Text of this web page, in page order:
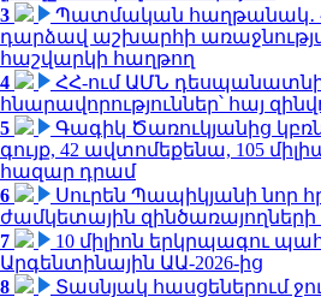
3
Պատմական հաղթանակ․
դարձավ աշխարհի
հաշվարկի հաղթող
4
ՀՀ-ում ԱՄՆ դեսպանատնից
հնարավորություններ՝ հայ
5
Գագիկ Ծառուկյանից
գույք, 42 ավտոմեքենա, 105
հազար դրամ
6
Սուրեն Պապիկյանի նոր
ժամկետային զինծառայողների
7
10 միլիոն երկրպագու
Արգենտինային ԱԱ-2026-ից
8
Տասնյակ հասցեներում ջուր